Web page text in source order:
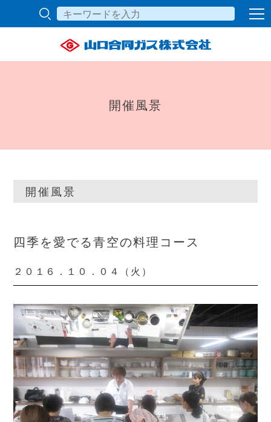
開催風景
開催風景
四季を愛でる青空の料理コース
２０１６．１０．０４（火）